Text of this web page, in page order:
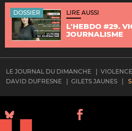
DOSSIER LIRE AUSSI
L'HEBDO #29.
JOURNALISME
LE JOURNAL DU DIMANCHE
DAVID DUFRESNE
GILETS JAUNES